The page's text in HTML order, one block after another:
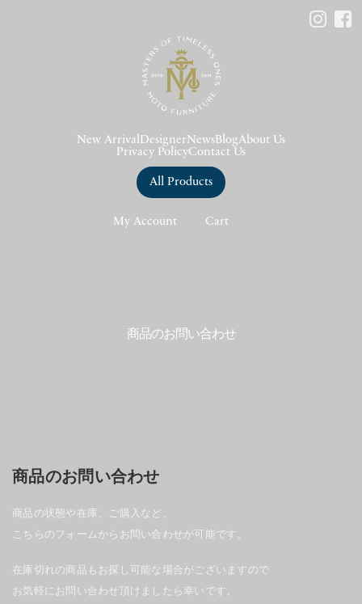
New Arrival DesignerNews BlogAbout Us
Privacy PolicyContact Us
All Products
My Account Cart
商品のお問い合わせ
商品のお問い合わせ
商品の状態や在庫、ご購入など、
こちらのフォームからお問い合わせが可能です。
在庫切れの商品もお探し可能な場合がございますので
お気軽にお問い合わせ頂けましたら幸いです。